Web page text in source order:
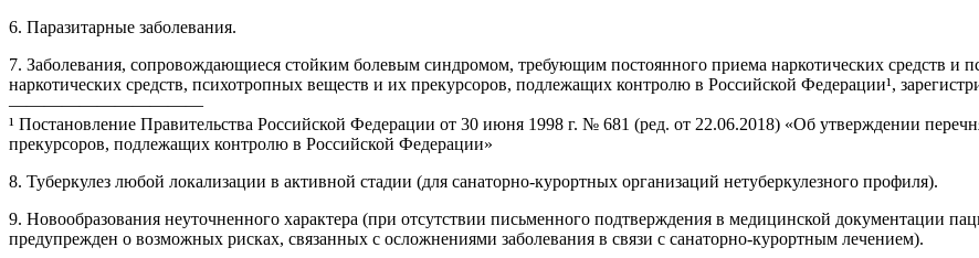
6. Паразитарные заболевания.
7. Заболевания, сопровождающиеся стойким болевым синдромом, требующим постоянного приема наркотических средств
наркотических средств, психотропных веществ и их прекурсоров, подлежащих контролю в Российской Федерации¹,
———————————
¹ Постановление Правительства Российской Федерации от 30 июня 1998 г. № 681 (ред. от 22.06.2018) «Об утверждении
прекурсоров, подлежащих контролю в Российской Федерации»
8. Туберкулез любой локализации в активной стадии (для санаторно-курортных организаций нетуберкулезного профиля).
9. Новообразования неуточненного характера (при отсутствии письменного подтверждения в медицинской документации
предупрежден о возможных рисках, связанных с осложнениями заболевания в связи с санаторно-курортным лечением).